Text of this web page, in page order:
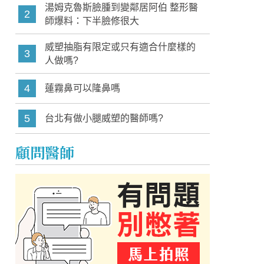
2
湯姆克魯斯臉腫到變鄰居阿伯 整形醫
師爆料：下半臉修很大
3
威塑抽脂有限定或只有適合什麼樣的
人做嗎?
4 蓮霧鼻可以隆鼻嗎
5 台北有做小腿威塑的醫師嗎?
顧問醫師